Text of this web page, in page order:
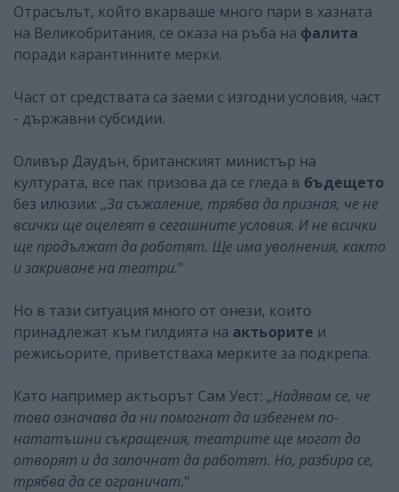
Отрасълът, който вкарваше много пари в хазната
на Великобритания, се оказа на ръба на фалита
поради карантинните мерки.
Част от средствата са заеми с изгодни условия, част
- държавни субсидии.
Оливър Даудън, британският министър на
културата, все пак призова да се гледа в бъдещето
без илюзии: „За съжаление, трябва да призная, че не
всички ще оцелеят в сегашните условия. И не всички
ще продължат да работят. Ще има уволнения, както
и закриване на театри."
Но в тази ситуация много от онези, които
принадлежат към гилдията на актьорите и
режисьорите, приветстваха мерките за подкрепа.
Като например актьорът Сам Уест: „Надявам се, че
това означава да ни помогнат да избегнем по-
нататъшни съкращения, театрите ще могат да
отворят и да започнат да работят. Но, разбира се,
трябва да се ограничат."